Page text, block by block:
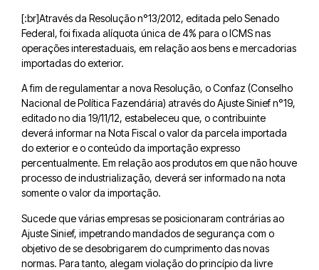
[:br]Através da Resolução n°13/2012, editada pelo Senado
Federal, foi fixada alíquota única de 4% para o ICMS nas
operações interestaduais, em relação aos bens e mercadorias
importadas do exterior.
A fim de regulamentar a nova Resolução, o Confaz (Conselho
Nacional de Política Fazendária) através do Ajuste Sinief n°19,
editado no dia 19/11/12, estabeleceu que, o contribuinte
deverá informar na Nota Fiscal o valor da parcela importada
do exterior e o conteúdo da importação expresso
percentualmente. Em relação aos produtos em que não houve
processo de industrialização, deverá ser informado na nota
somente o valor da importação.
Sucede que várias empresas se posicionaram contrárias ao
Ajuste Sinief, impetrando mandados de segurança com o
objetivo de se desobrigarem do cumprimento das novas
normas. Para tanto, alegam violação do princípio da livre